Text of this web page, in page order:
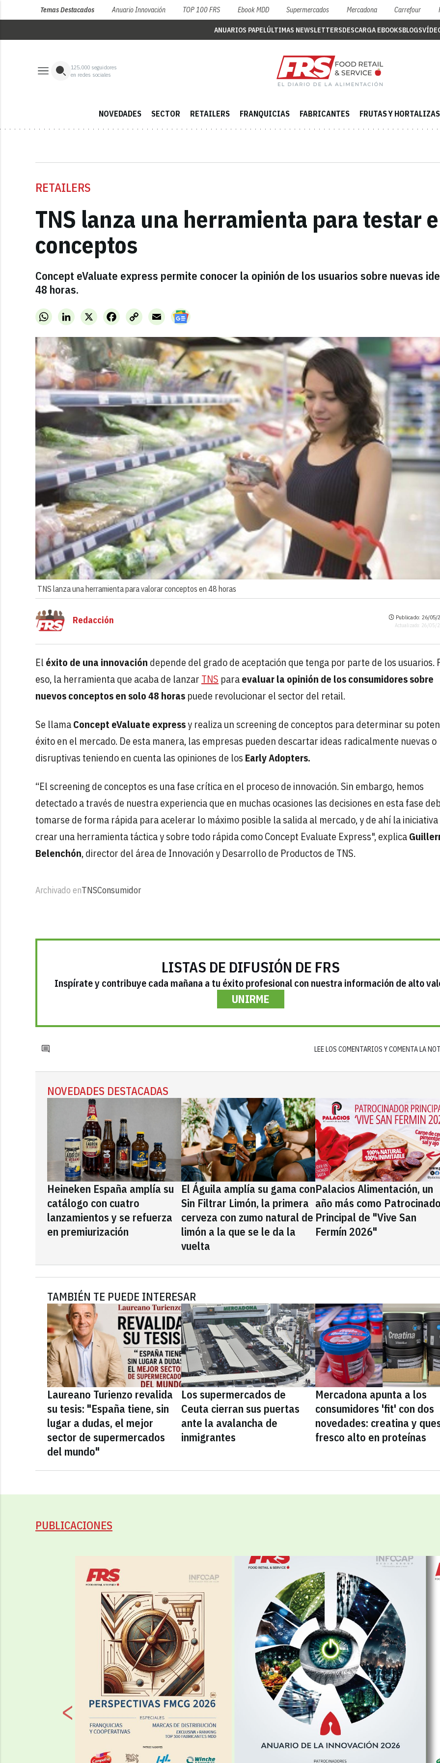
Temas Destacados Anuario Innovación TOP 100 FRS Ebook MDD Supermercados Mercadona Carrefour
ANUARIOS PAPELÚLTIMAS NEWSLETTERSDESCARGA EBOOKSBLOGS
125,000 seguidores
en redes sociales
NOVEDADES SECTOR RETAILERS FRANQUICIAS FABRICANTES FRUTAS Y HORTALIZAS
RETAILERS
TNS lanza una herramienta para testar
conceptos
Concept eValuate express permite conocer la opinión de los usuarios sobre nuevas
48 horas.
WhatsAppLinkedInX FacebookCopy
Link
Email
TNS lanza una herramienta para valorar conceptos en 48 horas
Redacción Publicado: 26/05/
Actualizado: 26/05/
El éxito de una innovación depende del grado de aceptación que tenga por parte de los usuarios.
eso, la herramienta que acaba de lanzar TNS paraevaluar la opinión de los consumidores sobre
nuevos conceptos en solo 48 horas puede revolucionar el sector del retail.
Se llamaConcept eValuate expressy realiza un screening de conceptos para determinar su
éxito en el mercado. De esta manera, las empresas pueden descartar ideas radicalmente nuevas o
disruptivas teniendo en cuenta las opiniones de los Early Adopters.
“El screening de conceptos es una fase crítica en el proceso de innovación. Sin embargo, hemos
detectado a través de nuestra experiencia que en muchas ocasiones las decisiones en esta fase
tomarse de forma rápida para acelerar lo máximo posible la salida al mercado, y de ahí la
crear una herramienta táctica y sobre todo rápida como Concept Evaluate Express", explica
Belenchón, director del área de Innovación y Desarrollo de Productos de TNS.
Archivado enTNSConsumidor
LISTAS DE DIFUSIÓN DE FRS
Inspírate y contribuye cada mañana a tu éxito profesional con nuestra información de alto
UNIRME
LEE LOS COMENTARIOS Y COMENTA LA
NOVEDADES DESTACADAS
Heineken España amplía su
catálogo con cuatro
lanzamientos y se refuerza
en premiurización
El Águila amplía su gama con
Sin Filtrar Limón, la primera
cerveza con zumo natural de
limón a la que se le da la
vuelta
Palacios Alimentación, un
año más como
Principal de "Vive San
Fermín 2026"
TAMBIÉN TE PUEDE INTERESAR
Laureano Turienzo revalida
su tesis: "España tiene, sin
lugar a dudas, el mejor
sector de supermercados
del mundo"
Los supermercados de
Ceuta cierran sus puertas
ante la avalancha de
inmigrantes
Mercadona apunta a los
consumidores 'fit' con dos
novedades: creatina y
fresco alto en proteínas
PUBLICACIONES